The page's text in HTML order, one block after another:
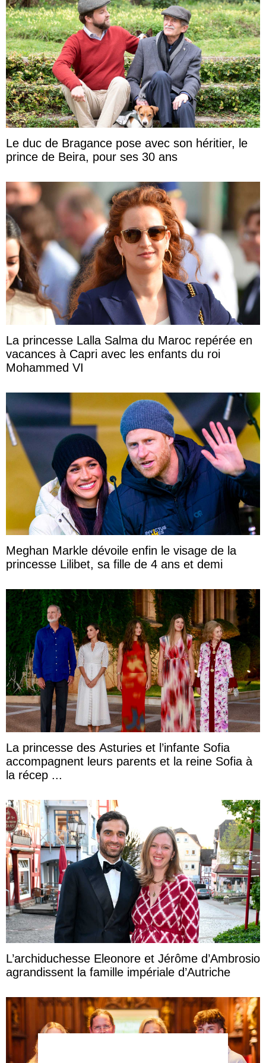
Le duc de Bragance pose avec son héritier, le
prince de Beira, pour ses 30 ans
La princesse Lalla Salma du Maroc repérée en
vacances à Capri avec les enfants du roi
Mohammed VI
Meghan Markle dévoile enfin le visage de la
princesse Lilibet, sa fille de 4 ans et demi
La princesse des Asturies et l’infante Sofia
accompagnent leurs parents et la reine Sofia à
la récep ...
L’archiduchesse Eleonore et Jérôme d’Ambrosio
agrandissent la famille impériale d’Autriche